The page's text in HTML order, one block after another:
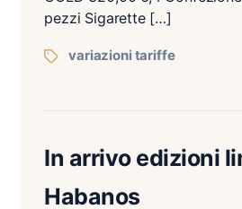
pezzi Sigarette […]
variazioni tariffe
In arrivo edizioni
Habanos